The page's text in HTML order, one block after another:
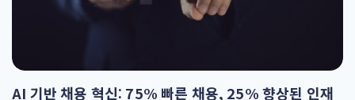
AI 기반 채용 혁신: 75% 빠른 채용, 25% 향상된 인재